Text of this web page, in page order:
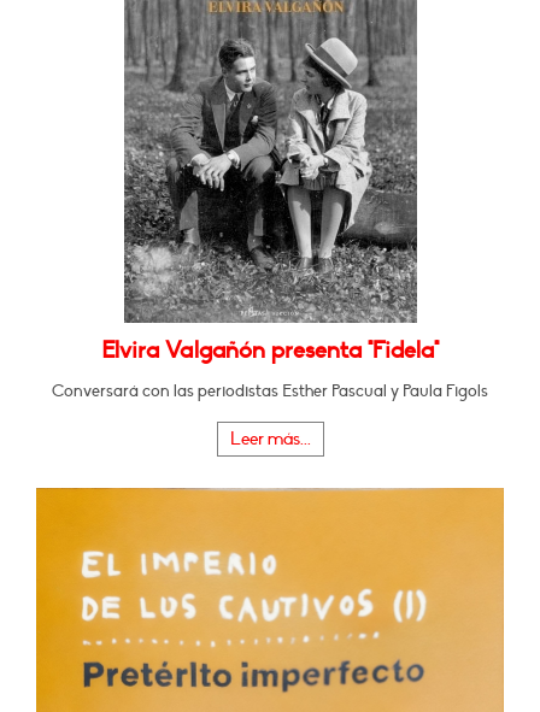
Elvira Valgañón presenta "Fidela"
Conversará con las periodistas Esther Pascual y Paula Figols
Leer más...